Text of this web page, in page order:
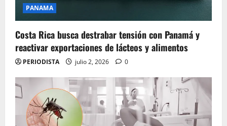
PANAMA
Costa Rica busca destrabar tensión con Panamá y
reactivar exportaciones de lácteos y alimentos
PERIODISTA julio 2, 2026 0